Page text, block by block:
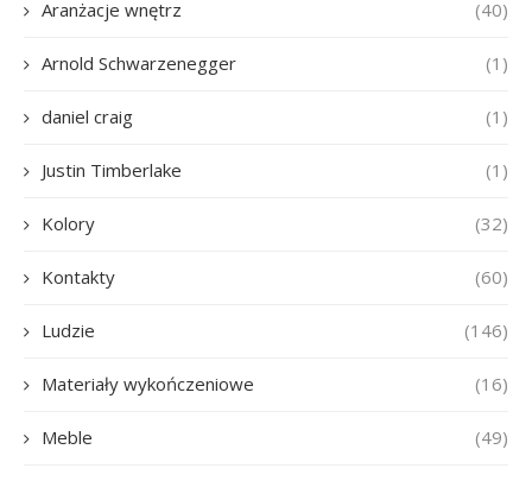
Aranżacje wnętrz (40)
Arnold Schwarzenegger (1)
daniel craig (1)
Justin Timberlake (1)
Kolory (32)
Kontakty (60)
Ludzie (146)
Materiały wykończeniowe (16)
Meble (49)